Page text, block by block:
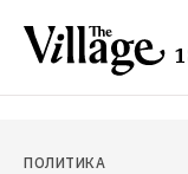
ПОЛИТИКА